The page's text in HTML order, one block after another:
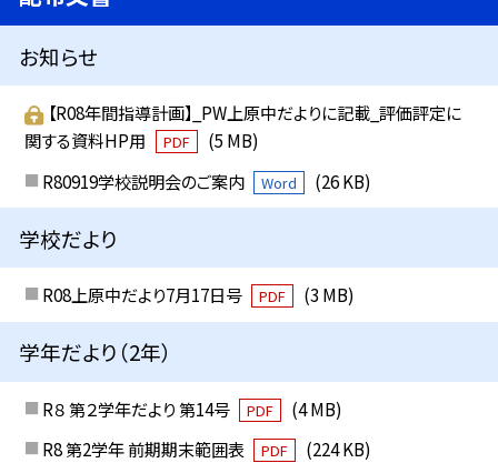
お知らせ
【R08年間指導計画】_PW上原中だよりに記載_評価評定に
関する資料HP用
PDF
(5 MB)
R80919学校説明会のご案内
Word (26 KB)
学校だより
R08上原中だより7月17日号 PDF (3 MB)
学年だより（2年）
R８ 第２学年だより 第14号 PDF
(4 MB)
R8 第2学年 前期期末範囲表
PDF
(224 KB)